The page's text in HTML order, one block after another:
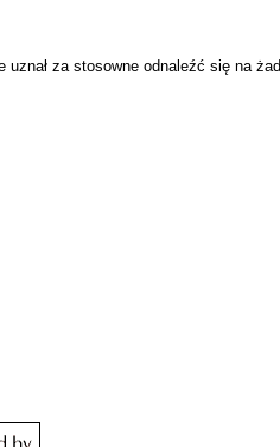
uznał za stosowne odnaleźć się na